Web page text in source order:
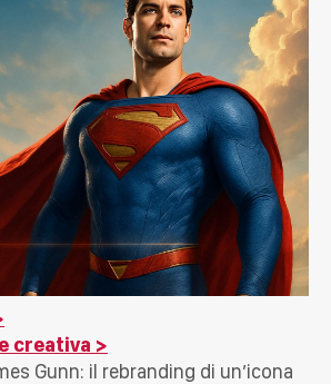
creativa
Gunn: il rebranding di un’icona